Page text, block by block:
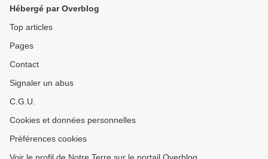
Hébergé par Overblog
Top articles
Pages
Contact
Signaler un abus
C.G.U.
Cookies et données personnelles
Préférences cookies